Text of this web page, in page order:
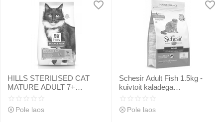
HILLS STERILISED CAT
MATURE ADULT 7+
kanaga küpsenud
täiskasvanud kassidele
Pole laos
Schesir Adult Fish 1.5kg -
kuivtoit kaladega
Pole laos